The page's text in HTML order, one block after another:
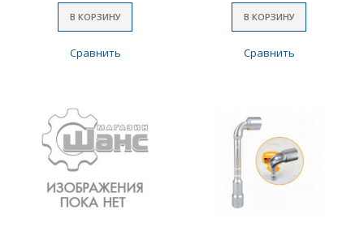
В КОРЗИНУ
Сравнить
В КОРЗИНУ
Сравнить